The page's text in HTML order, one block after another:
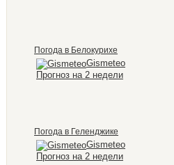
Погода в Белокурихе
Gismeteo
Прогноз на 2 недели
Погода в Геленджике
Gismeteo
Прогноз на 2 недели